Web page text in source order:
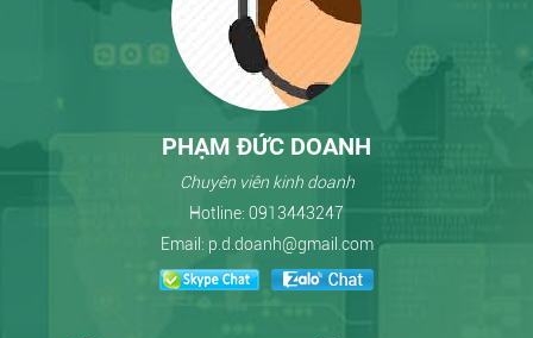
PHẠM ĐỨC DOANH
Chuyên viên kinh doanh
Hotline: 0913443247
Email: p.d.doanh@gmail.com